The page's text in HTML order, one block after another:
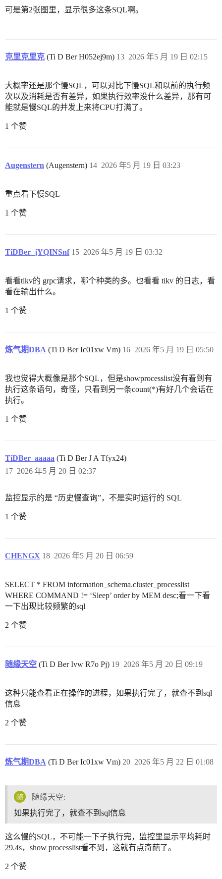
可是第2张图里，显示很多这条SQL啊。
克里克里克 (Ti D Ber H052ej9m) 2026 年5 月 19 日 02:15
13
大概率还是那个慢SQL，可以对比下慢SQL和以前的执行频
次以及消耗是否有差异，如果执行效率没什么差异，那有可
能就是慢SQL的并发上来将CPU打满了。
1 个赞
Augenstern (Augenstern) 2026 年5 月 19 日 03:23
14
重点看下慢SQL
1 个赞
TiDBer_jYQINSnf 2026 年5 月 19 日 03:32
15
看看tikv的 grpc请求，哪个种类的多。也看看 tikv 的日志，看
看在输出什么。
1 个赞
炼气期DBA (Ti D Ber Ic01xw Vm) 2026 年5 月 19 日 05:50
16
我也觉得大概像是那个SQL，但是showprocesslist没有看到有
执行这条语句，奇怪，只看到另一条count(*)有好几个会话在
执行。
1 个赞
TiDBer_aaaaa (Ti D Ber J A Tfyx24)
2026 年5 月 20 日 02:37
17
监控显示的是 “历史慢查询”，不是实时运行的 SQL
1 个赞
CHENGX 2026 年5 月 20 日 06:59
18
SELECT * FROM information_schema.cluster_processlist
WHERE COMMAND != ‘Sleep’ order by MEM desc;看一下看
一下出现比较频繁的sql
2 个赞
随缘天空 (Ti D Ber Ivw R7o Pj) 2026 年5 月 20 日 09:19
19
这种只能查看正在操作的进程，如果执行完了，就查不到sql
信息
2 个赞
炼气期DBA (Ti D Ber Ic01xw Vm) 2026 年5 月 22 日 01:08
20
随缘天空:
如果执行完了，就查不到sql信息
这么慢的SQL，不可能一下子执行完，监控里显示平均耗时
29.4s，show processlist看不到，这就有点奇葩了。
2 个赞